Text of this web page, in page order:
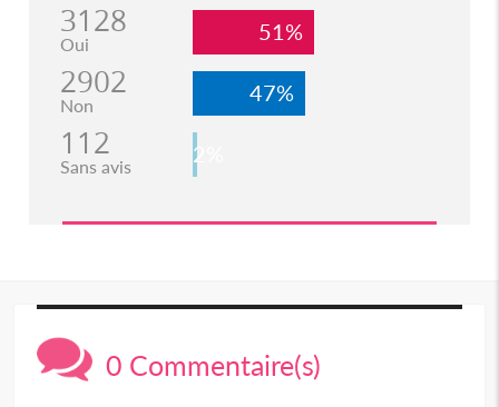
3128
Oui 51%
2902
Non 47%
112
Sans avis 2%
0 Commentaire(s)